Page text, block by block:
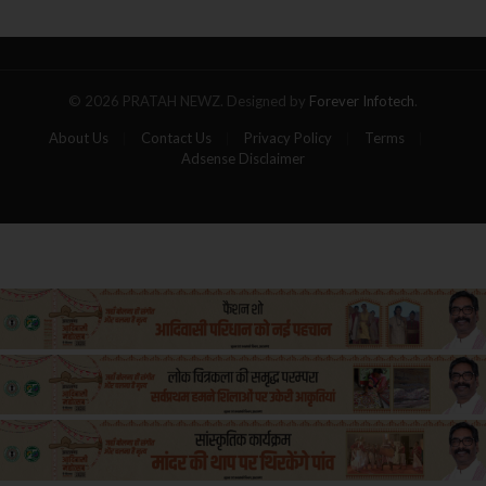
© 2026 PRATAH NEWZ. Designed by Forever Infotech.
About Us Contact Us Privacy Policy
Terms
Adsense Disclaimer